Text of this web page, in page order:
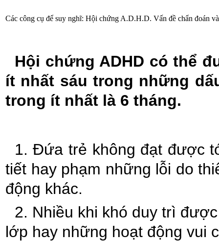
Các công cụ để suy nghĩ: Hội chứng A.D.H.D. Vấn đề chẩn đoán
Hội chứng ADHD có thể
ít nhất sáu trong những
trong ít nhất là 6 tháng.
1. Đứa trẻ không đạt được
tiết hay phạm những lỗi do
động khác.
2. Nhiều khi khó duy trì
lớp hay những hoạt động vui